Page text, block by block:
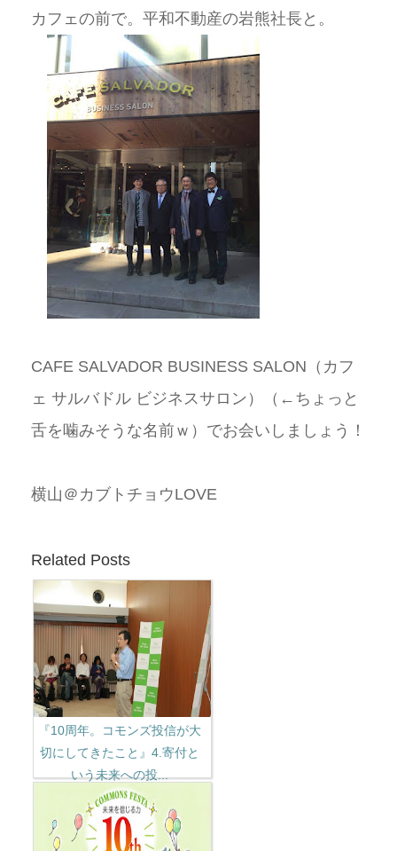
カフェの前で。平和不動産の岩熊社長と。
CAFE SALVADOR BUSINESS SALON（カフ
ェ サルバドル ビジネスサロン）（←ちょっと
舌を噛みそうな名前ｗ）でお会いしましょう！
横山＠カブトチョウLOVE
Related Posts
『10周年。コモンズ投信が大
切にしてきたこと』4.寄付と
いう未来への投...